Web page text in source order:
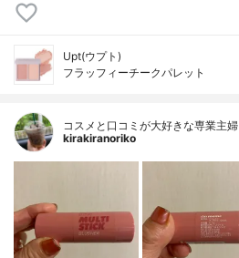
Upt(ウプト)
フラッフィーチークパレット
コスメと口コミが大好きな専業主婦
kirakiranoriko